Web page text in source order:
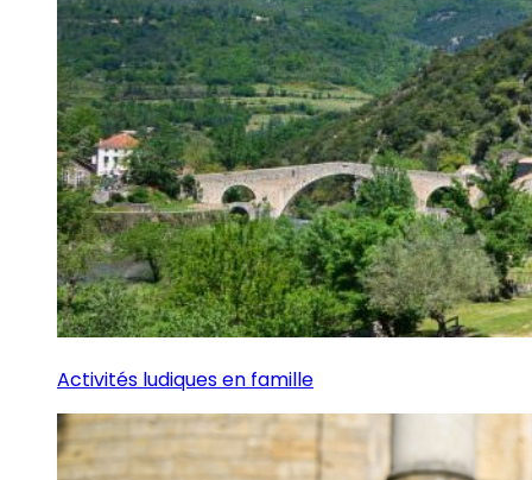
Activités ludiques en famille